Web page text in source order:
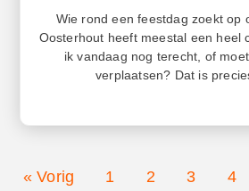
Wie rond een feestdag zoekt op
Oosterhout heeft meestal een heel
ik vandaag nog terecht, of
verplaatsen? Dat is
« Vorig 1 2 3 4